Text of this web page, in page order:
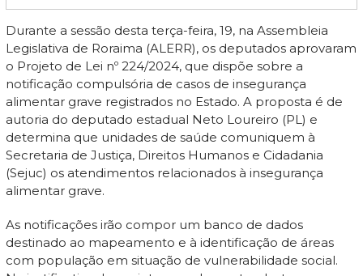
Durante a sessão desta terça-feira, 19, na Assembleia
Legislativa de Roraima (ALERR), os deputados aprovaram
o Projeto de Lei nº 224/2024, que dispõe sobre a
notificação compulsória de casos de insegurança
alimentar grave registrados no Estado. A proposta é de
autoria do deputado estadual Neto Loureiro (PL) e
determina que unidades de saúde comuniquem à
Secretaria de Justiça, Direitos Humanos e Cidadania
(Sejuc) os atendimentos relacionados à insegurança
alimentar grave.
As notificações irão compor um banco de dados
destinado ao mapeamento e à identificação de áreas
com população em situação de vulnerabilidade social.